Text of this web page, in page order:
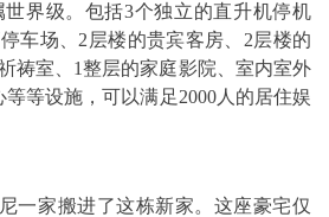
界级。包括3个独立的直升机停机
车场、2层楼的贵宾客房、2层楼的
祷室、1整层的家庭影院、室内室外
等设施，可以满足2000人的居住娱
一家搬进了这栋新家。这座豪宅仅